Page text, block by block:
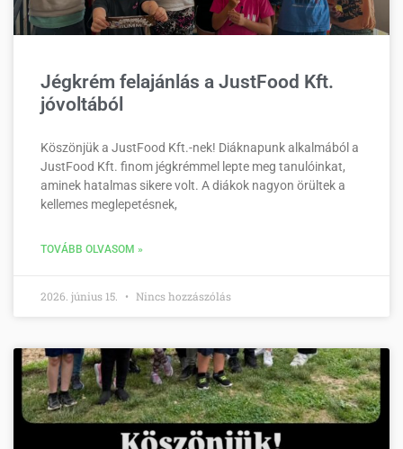
Jégkrém felajánlás a JustFood Kft.
jóvoltából
Köszönjük a JustFood Kft.-nek! Diáknapunk alkalmából a
JustFood Kft. finom jégkrémmel lepte meg tanulóinkat,
aminek hatalmas sikere volt. A diákok nagyon örültek a
kellemes meglepetésnek,
TOVÁBB OLVASOM »
2026. június 15. Nincs hozzászólás